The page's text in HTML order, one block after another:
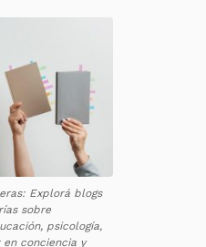
Explorá blogs
sobre
psicología,
conciencia y